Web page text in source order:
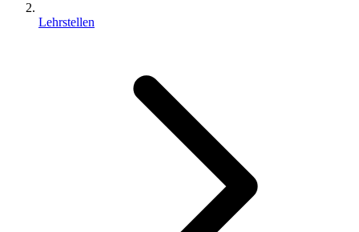
Lehrstellen